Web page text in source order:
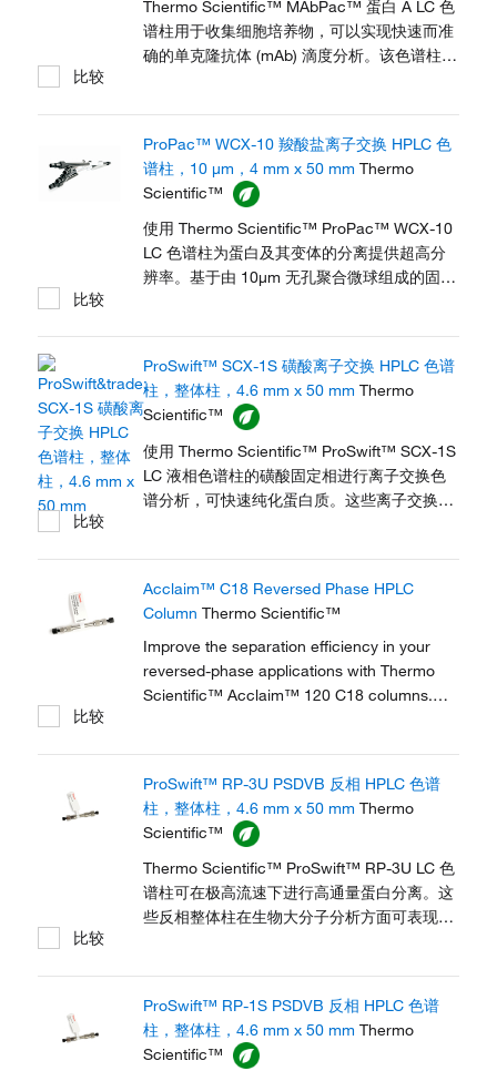
Thermo Scientific™ MAbPac™ 蛋白 A LC 色
谱柱用于收集细胞培养物，可以实现快速而准
确的单克隆抗体 (mAb) 滴度分析。该色谱柱将
洗脱和收集自动化。该色谱柱为无孔、聚合树
脂，具有疏水的二乙烯基苯核及亲水表面，专
为亲和分离而优化，具有出色的稳健性和可重
现性。
比较
ProPac™ WCX-10 羧酸盐离子交换 HPLC 色
谱柱，10 μm，4 mm x 50 mm Thermo
Scientific™
使用 Thermo Scientific™ ProPac™ WCX-10
LC 色谱柱为蛋白及其变体的分离提供超高分
辨率。基于由 10μm 无孔聚合微球组成的固定
选择性控制，为高效分离和稳健性能提供快速
传质功能。
比较
ProSwift™ SCX-1S 磺酸离子交换 HPLC 色谱
柱，整体柱，4.6 mm x 50 mm Thermo
Scientific™
使用 Thermo Scientific™ ProSwift™ SCX-1S
LC 液相色谱柱的磺酸固定相进行离子交换色
谱分析，可快速纯化蛋白质。这些离子交换整
分离效果，从而提高了生产率。这些色谱柱既
坚固耐用又性能稳健，甚至在完成数百次运行
后仍表现出稳定性和重现性。
比较
Acclaim™ C18 Reversed Phase HPLC
Column Thermo Scientific™
Improve the separation efficiency in your
reversed-phase applications with Thermo
Scientific™ Acclaim™ 120 C18 columns.
symmetrical peak shapes.
比较
ProSwift™ RP-3U PSDVB 反相 HPLC 色谱
柱，整体柱，4.6 mm x 50 mm Thermo
Scientific™
Thermo Scientific™ ProSwift™ RP-3U LC 色
谱柱可在极高流速下进行高通量蛋白分离。这
些反相整体柱在生物大分子分析方面可表现出
可在较宽的 pH 值范围内保持稳定，从而能够
耐受高度严苛的清洗试剂 (1 M NaOH)。
比较
ProSwift™ RP-1S PSDVB 反相 HPLC 色谱
柱，整体柱，4.6 mm x 50 mm Thermo
Scientific™